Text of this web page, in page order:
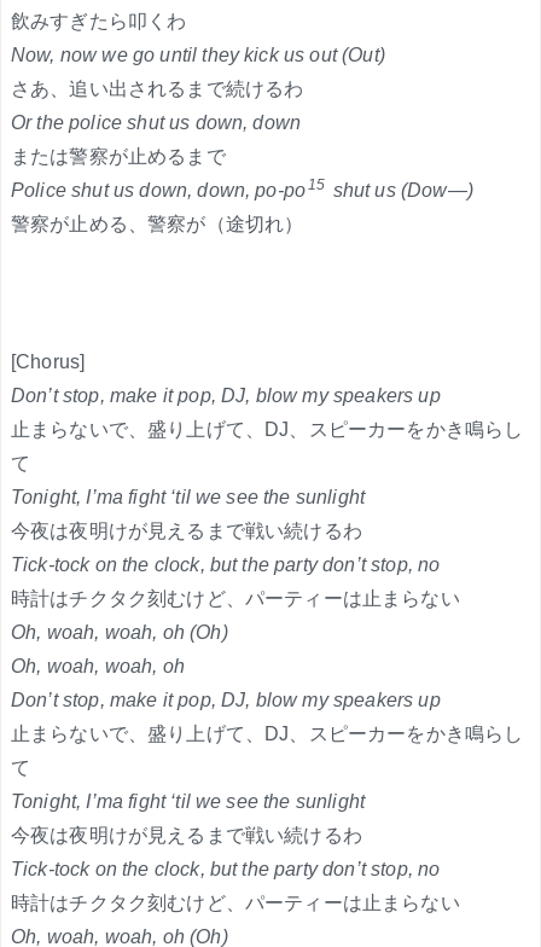
飲みすぎたら叩くわ
Now, now we go until they kick us out (Out)
さあ、追い出されるまで続けるわ
Or the police shut us down, down
または警察が止めるまで
Police shut us down, down, po-po15 shut us (Dow—)
警察が止める、警察が（途切れ）
[Chorus]
Don’t stop, make it pop, DJ, blow my speakers up
止まらないで、盛り上げて、DJ、スピーカーをかき鳴らし
て
Tonight, I’ma fight ‘til we see the sunlight
今夜は夜明けが見えるまで戦い続けるわ
Tick-tock on the clock, but the party don’t stop, no
時計はチクタク刻むけど、パーティーは止まらない
Oh, woah, woah, oh (Oh)
Oh, woah, woah, oh
Don’t stop, make it pop, DJ, blow my speakers up
止まらないで、盛り上げて、DJ、スピーカーをかき鳴らし
て
Tonight, I’ma fight ‘til we see the sunlight
今夜は夜明けが見えるまで戦い続けるわ
Tick-tock on the clock, but the party don’t stop, no
時計はチクタク刻むけど、パーティーは止まらない
Oh, woah, woah, oh (Oh)